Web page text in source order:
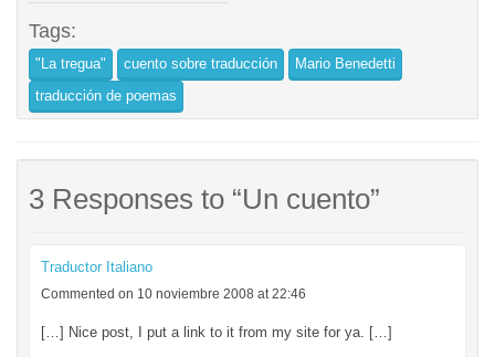
Tags:
"La tregua" cuento sobre traducción
Mario Benedetti
traducción de poemas
3 Responses to “Un cuento”
Traductor Italiano
Commented on 10 noviembre 2008 at 22:46
[…] Nice post, I put a link to it from my site for ya. […]